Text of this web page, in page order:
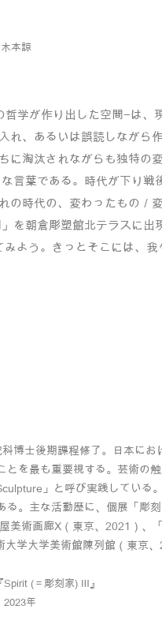
学が作り出した空間−は、
、あるいは誤読しながら
淘汰されながらも独特の
言葉である。時代が下り戦
時代の、変わったもの／
朝倉彫塑館北テラスに出
よう。きっとそこには、
本諒
博士後期課程修了。日本に
を最も重要視する。芸術の
」と呼び実践している
。主な活動歴に、個展「彫
術画廊X（東京、2021）、
学大学美術館陳列館（東京、
『Spirit (＝彫刻家) Ⅲ』
2023年